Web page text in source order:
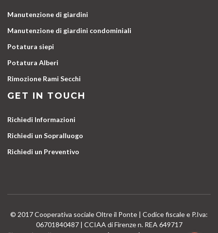
Manutenzione di giardini
Manutenzione di giardini condominiali
Potatura siepi
Potatura Alberi
Rimozione Rami Secchi
GET IN TOUCH
Richiedi Informazioni
Richiedi un Sopralluogo
Richiedi un Preventivo
© 2017 Cooperativa sociale Oltre il Ponte | Codice fiscale e P.Iva:
06701840487 | CCIAA di Firenze n. REA 649717